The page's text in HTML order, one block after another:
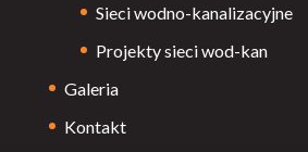
Sieci wodno-kanalizacyjne
Projekty sieci wod-kan
Galeria
Kontakt